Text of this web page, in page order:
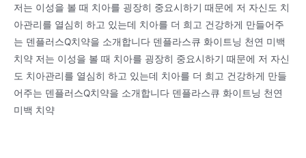
저는 이성을 볼 때 치아를 굉장히 중요시하기 때문에 저 자신도 치
아관리를 열심히 하고 있는데 치아를 더 희고 건강하게 만들어주
는 덴플러스Q치약을 소개합니다 덴플라스큐 화이트닝 천연 미백
치약 저는 이성을 볼 때 치아를 굉장히 중요시하기 때문에 저 자신
도 치아관리를 열심히 하고 있는데 치아를 더 희고 건강하게 만들
어주는 덴플러스Q치약을 소개합니다 덴플라스큐 화이트닝 천연
미백 치약